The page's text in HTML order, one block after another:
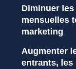
Diminuer
mensuelles
marketing
Augmenter
entrants, les